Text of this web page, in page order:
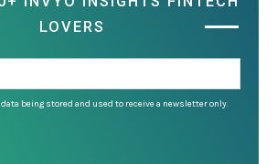
LOVERS
being stored and used to receive a newsletter only.